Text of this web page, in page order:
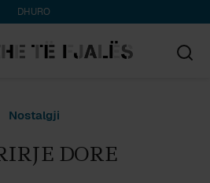
DHURO
Nostalgji
DORE